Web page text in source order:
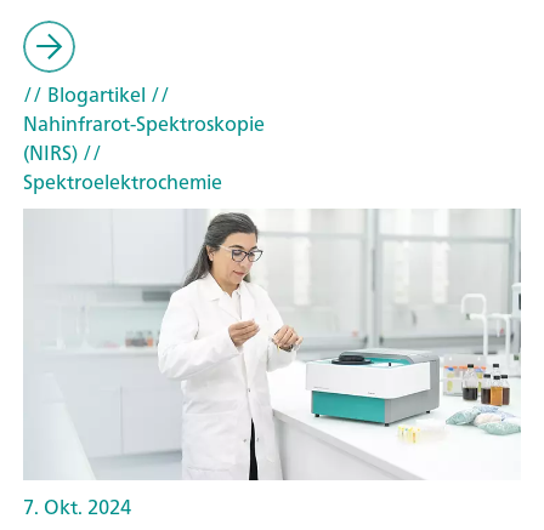
// Blogartikel //
Nahinfrarot-Spektroskopie
(NIRS)//
Spektroelektrochemie
7. Okt. 2024